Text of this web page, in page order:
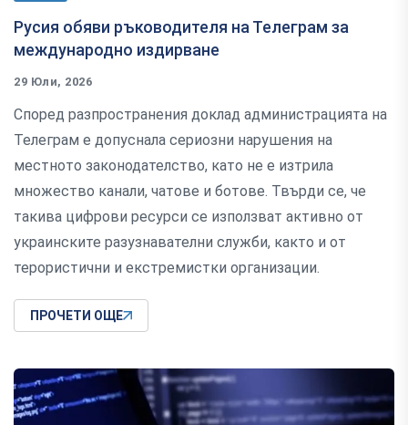
Русия обяви ръководителя на Телеграм за
международно издирване
29 Юли, 2026
Според разпространения доклад администрацията на
Телеграм е допуснала сериозни нарушения на
местното законодателство, като не е изтрила
множество канали, чатове и ботове. Твърди се, че
такива цифрови ресурси се използват активно от
украинските разузнавателни служби, както и от
терористични и екстремистки организации.
ПРОЧЕТИ ОЩЕ